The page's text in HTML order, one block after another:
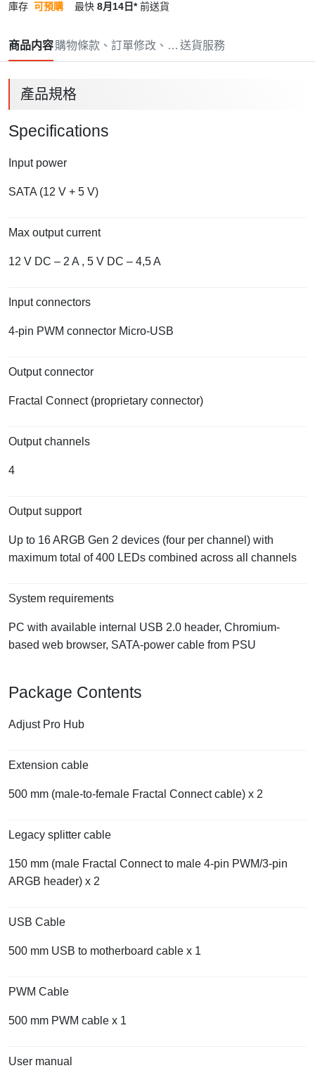
庫存 可預購 最快 8月14日* 前送貨
商品内容購物條款、訂單修改、取消與退款政策
送貨服務
產品規格
Specifications
Input power
SATA (12 V + 5 V)
Max output current
12 V DC – 2 A , 5 V DC – 4,5 A
Input connectors
4-pin PWM connector Micro-USB
Output connector
Fractal Connect (proprietary connector)
Output channels
4
Output support
Up to 16 ARGB Gen 2 devices (four per channel) with
maximum total of 400 LEDs combined across all channels
System requirements
PC with available internal USB 2.0 header, Chromium-
based web browser, SATA-power cable from PSU
Package Contents
Adjust Pro Hub
Extension cable
500 mm (male-to-female Fractal Connect cable) x 2
Legacy splitter cable
150 mm (male Fractal Connect to male 4-pin PWM/3-pin
ARGB header) x 2
USB Cable
500 mm USB to motherboard cable x 1
PWM Cable
500 mm PWM cable x 1
User manual